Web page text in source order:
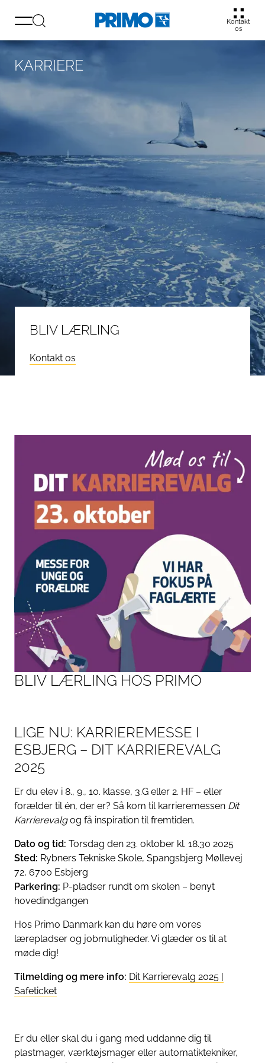
Kontakt
os
BLIV LÆRLING
Kontakt os
KARRIERE
BLIV LÆRLING HOS PRIMO
LIGE NU: KARRIEREMESSE I
ESBJERG – DIT KARRIEREVALG
2025
Er du elev i 8., 9., 10. klasse, 3.G eller 2. HF – eller
forælder til én, der er? Så kom til karrieremessen Dit
Karrierevalgog få inspiration til fremtiden.
Dato og tid: Torsdag den 23. oktober kl. 18.30 2025
Sted: Rybners Tekniske Skole, Spangsbjerg Møllevej
72, 6700 Esbjerg
Parkering: P-pladser rundt om skolen – benyt
hovedindgangen
Hos Primo Danmark kan du høre om vores
lærepladser og jobmuligheder. Vi glæder os til at
møde dig!
Tilmelding og mere info: Dit Karrierevalg 2025 |
Safeticket
Er du eller skal du i gang med uddanne dig til
plastmager, værktøjsmager eller automatiktekniker,